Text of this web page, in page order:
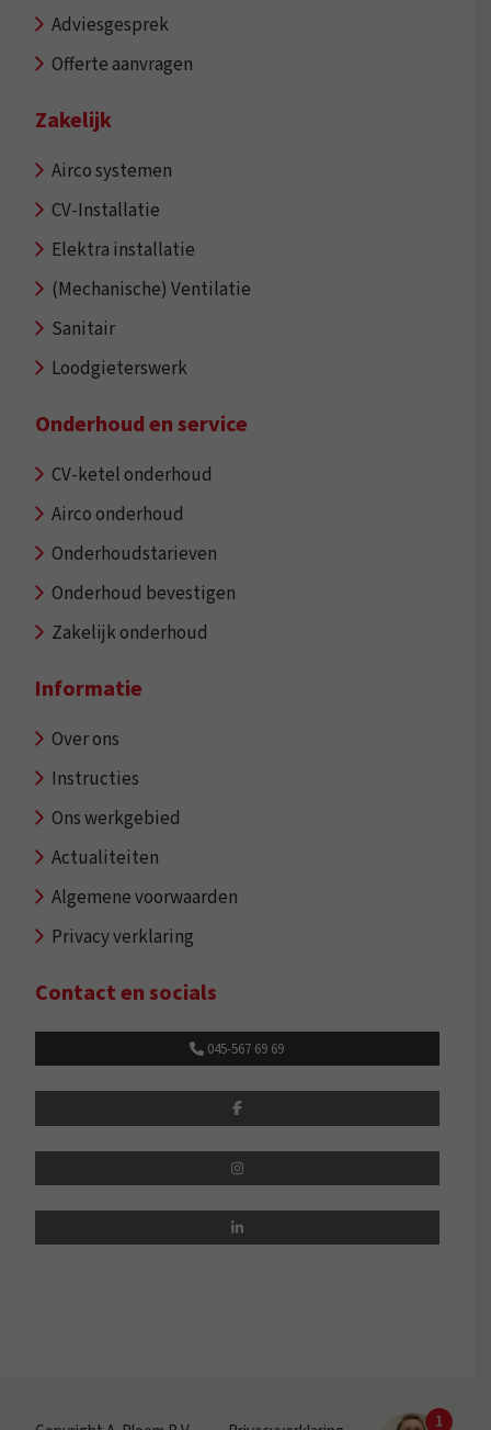
Adviesgesprek
Offerte aanvragen
Zakelijk
Airco systemen
CV-Installatie
Elektra installatie
(Mechanische) Ventilatie
Sanitair
Loodgieterswerk
Onderhoud en service
CV-ketel onderhoud
Airco onderhoud
Onderhoudstarieven
Onderhoud bevestigen
Zakelijk onderhoud
Informatie
Over ons
Instructies
Ons werkgebied
Actualiteiten
Algemene voorwaarden
Privacy verklaring
Contact en socials
045-567 69 69